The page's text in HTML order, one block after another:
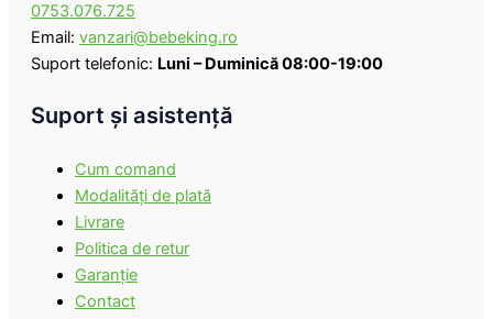
0753.076.725
Email: vanzari@bebeking.ro
Suport telefonic: Luni – Duminică 08:00-19:00
Suport şi asistenţă
Cum comand
Modalităţi de plată
Livrare
Politica de retur
Garanţie
Contact